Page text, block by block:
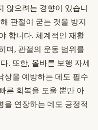
않으려는 경향이 있습니
관절이 굳는 것을 방지
합니다. 체계적인 재활
며, 관절의 운동 범위를
. 또한, 올바른 보행 자세
상을 예방하는 데도 필수
른 회복을 도울 뿐만 아
을 연장하는 데도 긍정적